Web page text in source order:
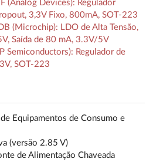
(Analog Devices): Regulador
3,3V Fixo, 800mA, SOT-223
(Microchip): LDO de Alta Tensão,
Saída de 80 mA, 3.3V/5V
Semiconductors): Regulador de
SOT-223
Equipamentos de Consumo e
(versão 2.85 V)
de Alimentação Chaveada